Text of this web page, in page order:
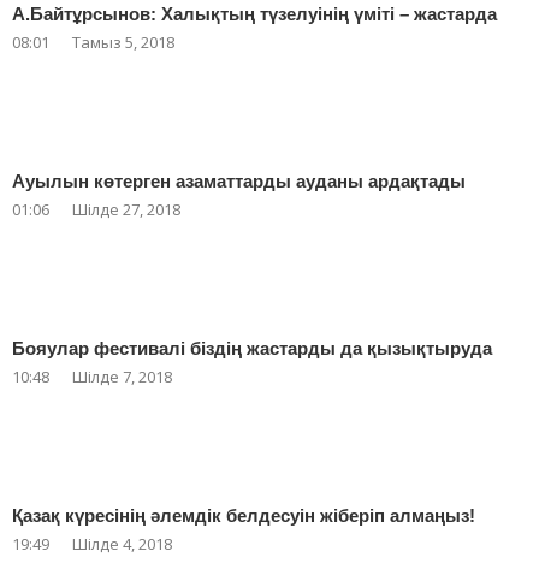
А.Байтұрсынов: Халықтың түзелуінің үміті – жастарда
08:01 Тамыз 5, 2018
Ауылын көтерген азаматтарды ауданы ардақтады
01:06 Шілде 27, 2018
Бояулар фестивалі біздің жастарды да қызықтыруда
10:48 Шілде 7, 2018
Қазақ күресінің әлемдік белдесуін жіберіп алмаңыз!
19:49 Шілде 4, 2018